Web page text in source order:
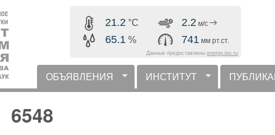
содержанию
21.2 °C
65.1 %
2.2 м/с
741 мм рт.ст.
Данные предоставлены energy.ipu.ru
горизонтальное меню
ОБЪЯВЛЕНИЯ ИНСТИТУТ
6548